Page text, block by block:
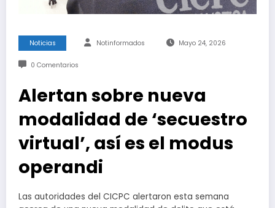
Noticias Notinformados Mayo 24, 2026
0 Comentarios
Alertan sobre nueva
modalidad de ‘secuestro
virtual’, así es el modus
operandi
Las autoridades del CICPC alertaron esta semana